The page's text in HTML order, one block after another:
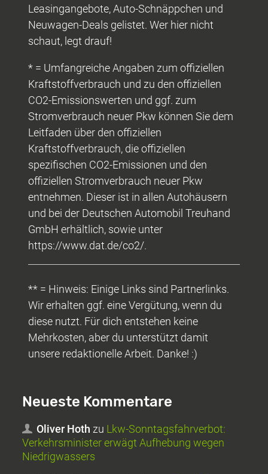
Leasingangebote, Auto-Schnäppchen und
Neuwagen-Deals gelistet. Wer hier nicht
schaut, legt drauf!
* = Umfangreiche Angaben zum offiziellen
Kraftstoffverbrauch und zu den offiziellen
CO2-Emissionswerten und ggf. zum
Stromverbrauch neuer Pkw können Sie dem
Leitfaden über den offiziellen
Kraftstoffverbrauch, die offiziellen
spezifischen CO2-Emissionen und den
offiziellen Stromverbrauch neuer Pkw
entnehmen. Dieser ist in allen Autohäusern
und bei der Deutschen Automobil Treuhand
GmbH erhältlich, sowie unter
https://www.dat.de/co2/.
** = Hinweis: Einige Links sind Partnerlinks.
Wir erhalten ggf. eine Vergütung, wenn du
diese nutzt. Für dich entstehen keine
Mehrkosten, aber du unterstützt damit
unsere redaktionelle Arbeit. Danke! :)
Neueste Kommentare
Oliver Hoth zu Lkw-Sonntagsfahrverbot:
Verkehrsminister erwägt Aufhebung wegen
Niedrigwassers